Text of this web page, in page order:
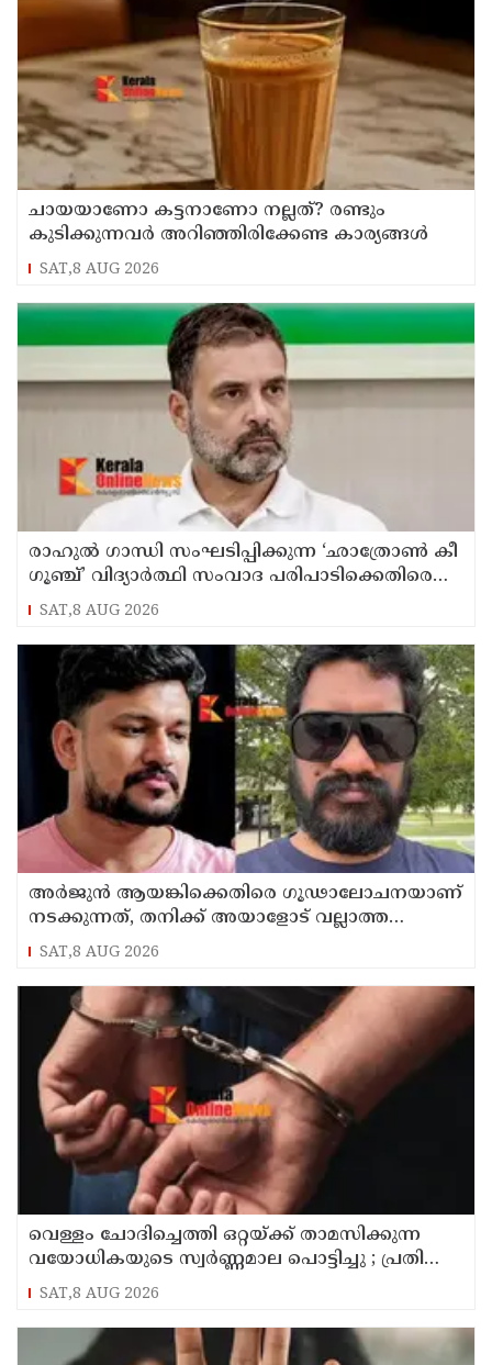
ചായയാണോ കട്ടനാണോ നല്ലത്? രണ്ടും
കുടിക്കുന്നവർ അറിഞ്ഞിരിക്കേണ്ട കാര്യങ്ങൾ
SAT,8 AUG 2026
രാഹുൽ ഗാന്ധി സംഘടിപ്പിക്കുന്ന ‘ഛാത്രോൺ കീ
ഗൂഞ്ച്’ വിദ്യാർത്ഥി സംവാദ പരിപാടിക്കെതിരെ
രൂക്ഷവിമർശനവുമായി ബിജെപി
SAT,8 AUG 2026
അർജുൻ ആയങ്കിക്കെതിരെ ഗൂഢാലോചനയാണ്
നടക്കുന്നത്, തനിക്ക് അയാളോട് വല്ലാത്ത
സ്നേഹം തോന്നുന്നു ; സംവിധായകൻ
SAT,8 AUG 2026
വെള്ളം ചോദിച്ചെത്തി ഒറ്റയ്ക്ക് താമസിക്കുന്ന
വയോധികയുടെ സ്വർണ്ണമാല പൊട്ടിച്ചു ; പ്രതി
പിടിയിൽ
SAT,8 AUG 2026